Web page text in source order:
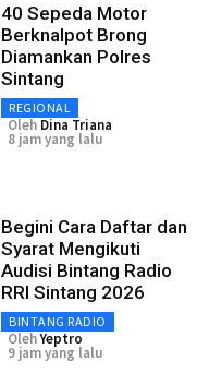
40 Sepeda Motor
Berknalpot Brong
Diamankan Polres
Sintang
REGIONAL
Oleh Dina Triana
8 jam yang lalu
Begini Cara Daftar dan
Syarat Mengikuti
Audisi Bintang Radio
RRI Sintang 2026
BINTANG RADIO
OlehYeptro
9 jam yang lalu